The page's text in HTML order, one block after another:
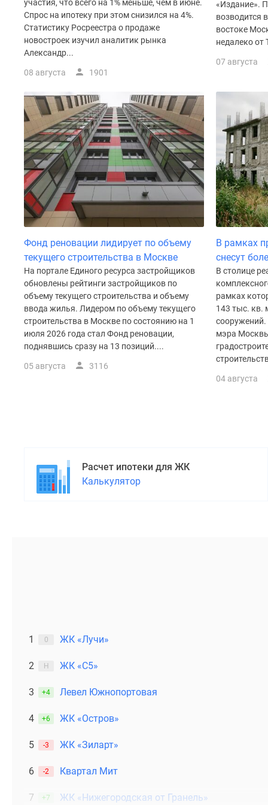
Рассрочка
Траншевая
ипотека
Коттеджные
Новой
Москве
Готовые
коттеджные
поселки
Строящиеся
коттеджные
поселки
Коттеджные
поселки
Коттеджные
поселки
водоема
Бизнес-
центры
участия, что всего на 1% меньше, чем в июне.
Спрос на ипотеку при этом снизился на 4%.
Статистику Росреестра о продаже
новостроек изучил аналитик рынка
Александр...
08 августа 1901
«Издание».
возводится
востоке
недалеко
07 августа
Фонд реновации лидирует по объему
текущего строительства в Москве
На портале Единого ресурса застройщиков
обновлены рейтинги застройщиков по
объему текущего строительства и объему
ввода жилья. Лидером по объему текущего
строительства в Москве по состоянию на 1
июля 2026 года стал Фонд реновации,
поднявшись сразу на 13 позиций....
05 августа 3116
В рамках
снесут
В столице
рамках
143 тыс. кв.
сооружений.
мэра
04 августа
Расчет ипотеки для ЖК
Калькулятор
1 0 ЖК «Лучи»
2 Н ЖК «С5»
3 +4 Левел Южнопортовая
4 +6 ЖК «Остров»
5 -3 ЖК «Зиларт»
6 -2 Квартал Мит
7 +7 ЖК «Нижегородская от Гранель»